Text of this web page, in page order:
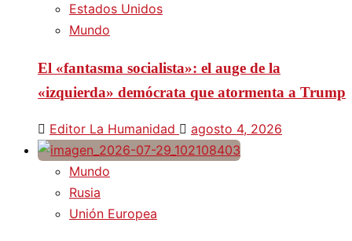
Estados Unidos
Mundo
El «fantasma socialista»: el auge de la
«izquierda» demócrata que atormenta a Trump
Editor La Humanidad agosto 4, 2026
Mundo
Rusia
Unión Europea